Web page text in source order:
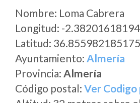
Nombre: Loma Cabrera
Longitud: -
Latitud:
Ayuntamiento: Almería
Provincia: Almería
Código postal: Ver